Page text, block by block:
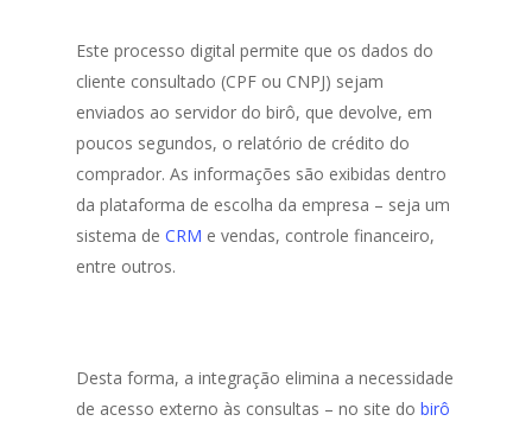
Este processo digital permite que os dados do
cliente consultado (CPF ou CNPJ) sejam
enviados ao servidor do birô, que devolve, em
poucos segundos, o relatório de crédito do
comprador. As informações são exibidas dentro
da plataforma de escolha da empresa – seja um
sistema de CRM e vendas, controle financeiro,
entre outros.
Desta forma, a integração elimina a necessidade
de acesso externo às consultas – no site do birô